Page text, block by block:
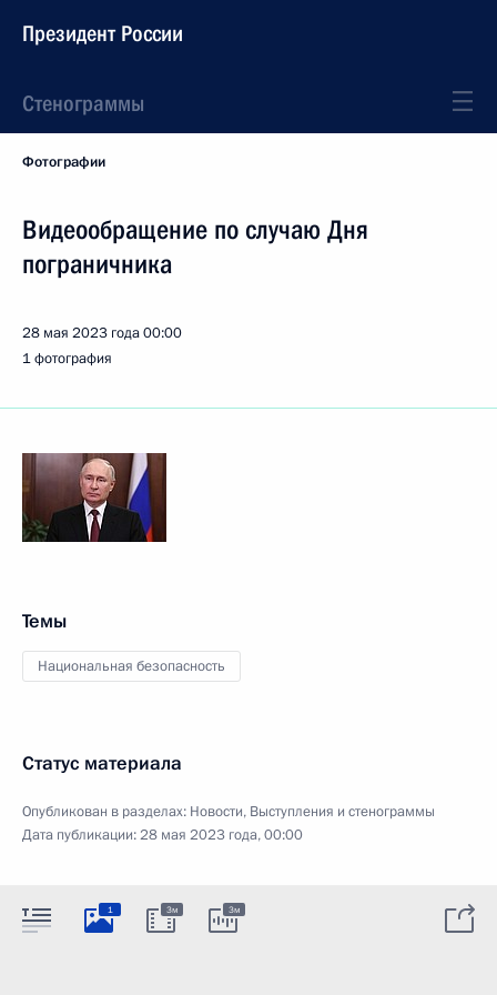
Президент России
Стенограммы
Фотографии
Видеообращение по случаю Дня
пограничника
28 мая 2023 года00:00
1 фотография
Темы
Национальная безопасность
Статус материала
Опубликован в разделах: Новости, Выступления и стенограммы
Дата публикации:28 мая 2023 года, 00:00
1 3м 3м